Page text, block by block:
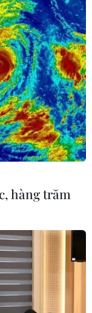
4 nhằm vào
câu lạc bộ bóng
tài phiệt Nga bị
hàng trăm